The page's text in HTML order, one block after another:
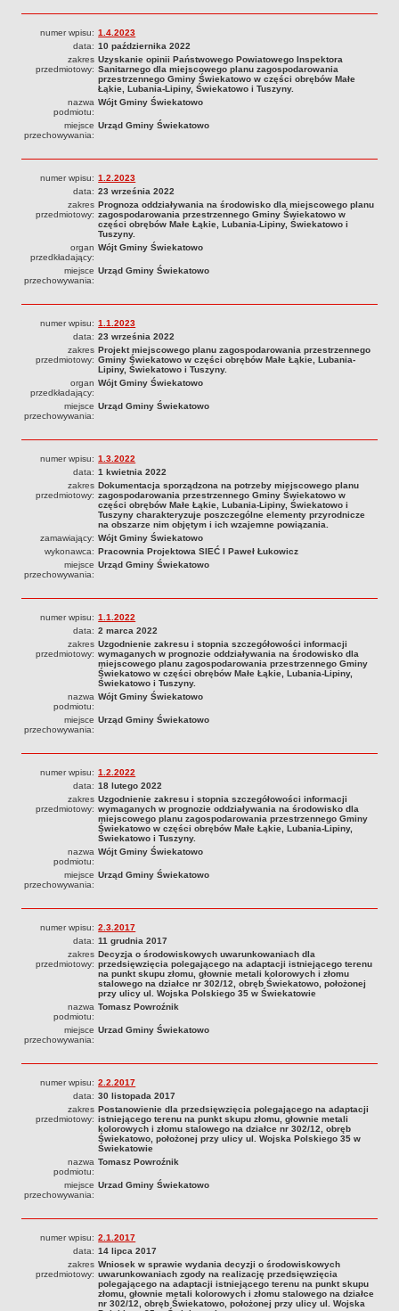
ORGANIZACJE POZARZĄDOWE NA TERENIE GMINY ŚWIEKATOWO
PRAWO LOKALNE
Uchwały
Protokoły
Zarządzenia Wójta Gminy
Zarządzenia Wójta Gminy 2005 r.
Inne dokumenty
FINANSE GMINY
Majątek gminy
Dług publiczny
Przetargi
Zapytania ofertowe
Plan postępowań o udzielenie zamówień publicznych
SPRAWY DO ZAŁATWIENIA
Wykaz spraw; sposób załatwienia
Informacji i komunikaty
Harmonogram wywozu odpadów komunalnych
Deklaracje za odbiór odpadów
OCHRONA ŚRODOWISKA
Zawiadomienia i obwieszczenia
PLANOWANIE PRZESTRZENNE
Plan Ogólny Gminy
Plany miejscowe
Decyzje o ustaleniu lokalizacji inwestycji
Studium uwarunkowań i koncepcji zagospodarowania
przestrzennego
PROGRAM WSPÓŁPRACY ORGANÓW GMINY ŚWIEKATOWO Z ORGANIZACJAMI
POZARZĄDOWYM
STYPENDIA
Petycje
OFERTY PRACY
NIEODPŁATNAE PORADY PRAWNE
GMINNA EWIDENCJA ZABYTKÓW
TOWARZYSTWO ROZWOJU GMINY ŚWIEKATOWO
WYBORY DO IZB ROLNICZYCH 2023
REFERENDUM OGÓLNOKRAJOWE 2023
WYBORY SAMORZĄDOWE W 2024 ROKU
WYBORY DO PARLAMENTU EUROPEJSKIEGO 2024
WYBORY PREZYDENTA RP W 2025 R.
numer wpisu: 1.4.2023
data: 10 października 2022
zakres
przedmiotowy:
Uzyskanie opinii Państwowego Powiatowego Inspektora
Sanitarnego dla miejscowego planu zagospodarowania
przestrzennego Gminy Świekatowo w części obrębów Małe
Łąkie, Lubania-Lipiny, Świekatowo i Tuszyny.
nazwa
podmiotu:
Wójt Gminy Świekatowo
miejsce
przechowywania:
Urząd Gminy Świekatowo
numer wpisu: 1.2.2023
data: 23 września 2022
zakres
przedmiotowy:
Prognoza oddziaływania na środowisko dla miejscowego planu
zagospodarowania przestrzennego Gminy Świekatowo w
części obrębów Małe Łąkie, Lubania-Lipiny, Świekatowo i
Tuszyny.
organ
przedkładający:
Wójt Gminy Świekatowo
miejsce
przechowywania:
Urząd Gminy Świekatowo
numer wpisu: 1.1.2023
data: 23 września 2022
zakres
przedmiotowy:
Projekt miejscowego planu zagospodarowania przestrzennego
Gminy Świekatowo w części obrębów Małe Łąkie, Lubania-
Lipiny, Świekatowo i Tuszyny.
organ
przedkładający:
Wójt Gminy Świekatowo
miejsce
przechowywania:
Urząd Gminy Świekatowo
numer wpisu: 1.3.2022
data: 1 kwietnia 2022
zakres
przedmiotowy:
Dokumentacja sporządzona na potrzeby miejscowego planu
zagospodarowania przestrzennego Gminy Świekatowo w
części obrębów Małe Łąkie, Lubania-Lipiny, Świekatowo i
Tuszyny charakteryzuje poszczególne elementy przyrodnicze
na obszarze nim objętym i ich wzajemne powiązania.
zamawiający: Wójt Gminy Świekatowo
wykonawca: Pracownia Projektowa SIEĆ I Paweł Łukowicz
miejsce
przechowywania:
Urząd Gminy Świekatowo
numer wpisu: 1.1.2022
data: 2 marca 2022
zakres
przedmiotowy:
Uzgodnienie zakresu i stopnia szczegółowości informacji
wymaganych w prognozie oddziaływania na środowisko dla
miejscowego planu zagospodarowania przestrzennego Gminy
Świekatowo w części obrębów Małe Łąkie, Lubania-Lipiny,
Świekatowo i Tuszyny.
nazwa
podmiotu:
Wójt Gminy Świekatowo
miejsce
przechowywania:
Urząd Gminy Świekatowo
numer wpisu: 1.2.2022
data: 18 lutego 2022
zakres
przedmiotowy:
Uzgodnienie zakresu i stopnia szczegółowości informacji
wymaganych w prognozie oddziaływania na środowisko dla
miejscowego planu zagospodarowania przestrzennego Gminy
Świekatowo w części obrębów Małe Łąkie, Lubania-Lipiny,
Świekatowo i Tuszyny.
nazwa
podmiotu:
Wójt Gminy Świekatowo
miejsce
przechowywania:
Urząd Gminy Świekatowo
numer wpisu: 2.3.2017
data: 11 grudnia 2017
zakres
przedmiotowy:
Decyzja o środowiskowych uwarunkowaniach dla
przedsięwzięcia polegającego na adaptacji istniejącego terenu
na punkt skupu złomu, głownie metali kolorowych i złomu
stalowego na działce nr 302/12, obręb Świekatowo, położonej
przy ulicy ul. Wojska Polskiego 35 w Świekatowie
nazwa
podmiotu:
Tomasz Powroźnik
miejsce
przechowywania:
Urzad Gminy Świekatowo
numer wpisu: 2.2.2017
data: 30 listopada 2017
zakres
przedmiotowy:
Postanowienie dla przedsięwzięcia polegającego na adaptacji
istniejącego terenu na punkt skupu złomu, głownie metali
kolorowych i złomu stalowego na działce nr 302/12, obręb
Świekatowo, położonej przy ulicy ul. Wojska Polskiego 35 w
Świekatowie
nazwa
podmiotu:
Tomasz Powroźnik
miejsce
przechowywania:
Urzad Gminy Świekatowo
numer wpisu: 2.1.2017
data: 14 lipca 2017
zakres
przedmiotowy:
Wniosek w sprawie wydania decyzji o środowiskowych
uwarunkowaniach zgody na realizację przedsięwzięcia
polegającego na adaptacji istniejącego terenu na punkt skupu
złomu, głownie metali kolorowych i złomu stalowego na działce
nr 302/12, obręb Świekatowo, położonej przy ulicy ul. Wojska